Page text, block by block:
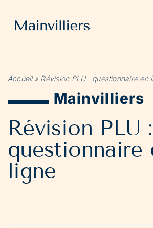
contenu
Accueil» Révision PLU : questionnaire en
Mainvilliers
Révision PLU :
questionnaire
ligne